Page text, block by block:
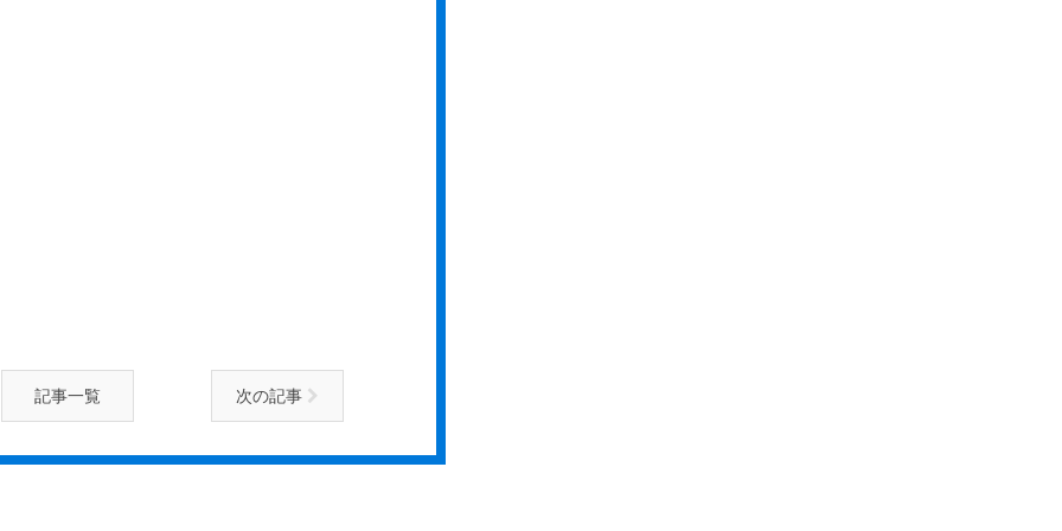
記事一覧 次の記事